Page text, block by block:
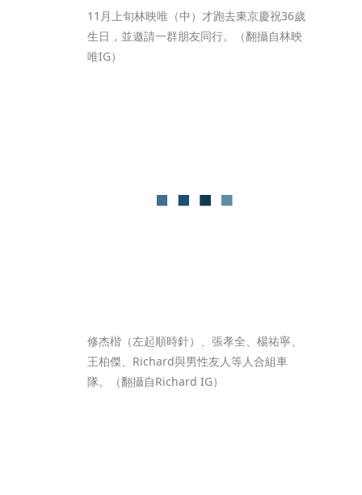
11月上旬林映唯（中）才跑去東京慶祝36歲
生日，並邀請一群朋友同行。（翻攝自林映
唯IG）
修杰楷（左起順時針）、張孝全、楊祐寧、
王柏傑、Richard與男性友人等人合組車
隊。（翻攝自Richard IG）